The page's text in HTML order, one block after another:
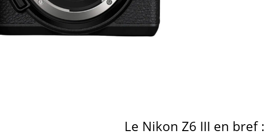
Le Nikon Z6 III en bref :